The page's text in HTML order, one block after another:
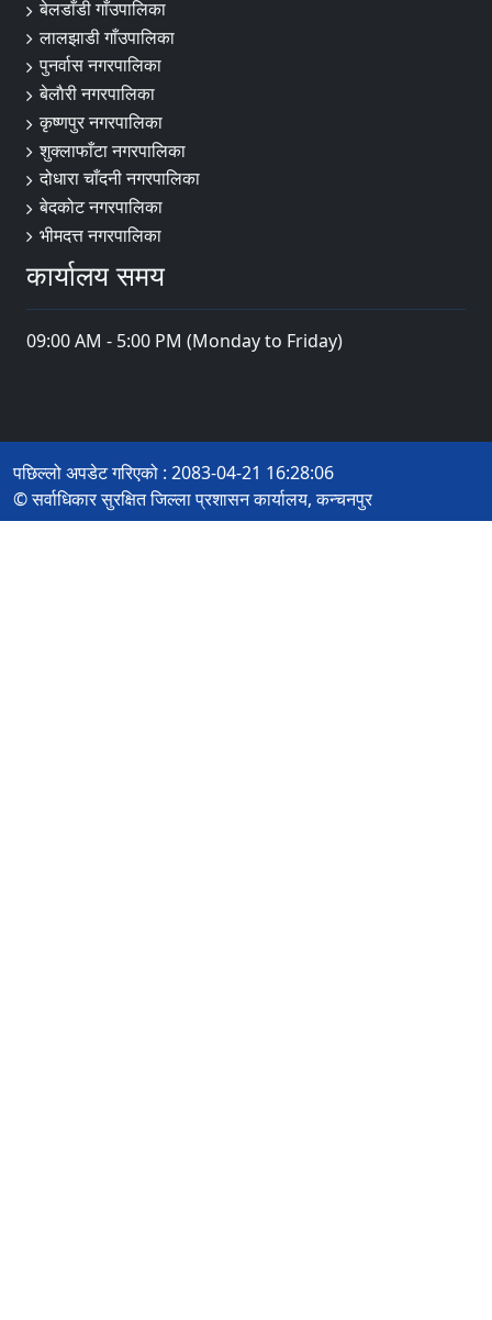
बेलडाँडी गाँउपालिका
लालझाडी गाँउपालिका
पुनर्वास नगरपालिका
बेलाैरी नगरपालिका
कृष्णपुर नगरपालिका
शुक्लाफाँटा नगरपालिका
दोधारा चाँदनी नगरपालिका
बेदकोट नगरपालिका
भीमदत्त नगरपालिका
कार्यालय समय
09:00 AM - 5:00 PM (Monday to Friday)
पछिल्लो अपडेट गरिएको : 2083-04-21 16:28:06
© सर्वाधिकार सुरक्षित जिल्ला प्रशासन कार्यालय, कन्चनपुर